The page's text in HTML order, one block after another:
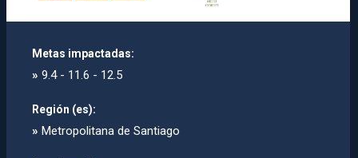
Metas impactadas:
» 9.4 - 11.6 - 12.5
Región (es):
» Metropolitana de Santiago